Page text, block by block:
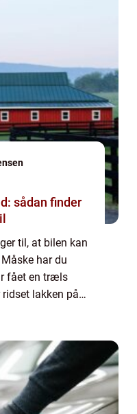
sådan finder
til, at bilen kan
har du
fået en træls
lakken på